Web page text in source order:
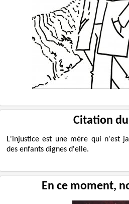
Citation
L'injustice est une mère qui n'est
des enfants dignes d'elle.
En ce moment,